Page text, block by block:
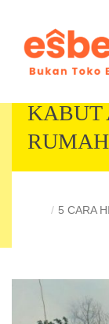
KABUT
RUMAH
5 CARA